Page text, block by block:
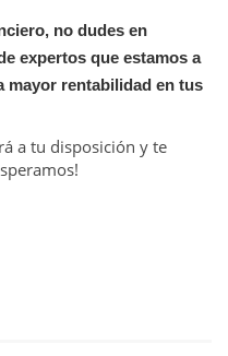
no dudes en
expertos que estamos a
mayor rentabilidad en tus
a tu disposición y te